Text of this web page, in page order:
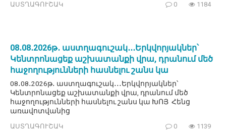
ԱՍՏՂԱԳՈՒՇԱԿ 0 1184
08․08․2026թ․ աստղագուշակ․․․Երկվորյակներ՝
Կենտրոնացեք աշխատանքի վրա, դրանում մեծ
հաջողությունների հասնելու շանս կա
08․08․2026թ․ աստղագուշակ․․․Երկվորյակներ՝
Կենտրոնացեք աշխատանքի վրա, դրանում մեծ
հաջողությունների հասնելու շանս կա ԽՈՅ Հենց
առավոտվանից
ԱՍՏՂԱԳՈՒՇԱԿ 0 1139